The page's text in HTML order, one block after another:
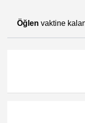
Öğlen vaktine